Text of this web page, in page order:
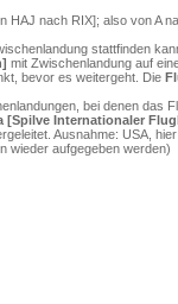
HAJ nach RIX]; also von A
stattfinden
mit Zwischenlandung auf
bevor es weitergeht. Die
bei denen das
[Spilve Internationaler
Ausnahme: USA,
wieder aufgegeben werden)